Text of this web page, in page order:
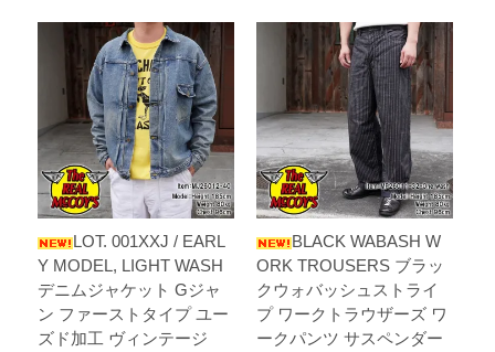
LOT. 001XXJ / EARL
Y MODEL, LIGHT WASH
デニムジャケット Gジャ
ン ファーストタイプ ユー
ズド加工 ヴィンテージ
BLACK WABASH W
ORK TROUSERS ブラッ
クウォバッシュストライ
プ ワークトラウザーズ ワ
ークパンツ サスペンダー